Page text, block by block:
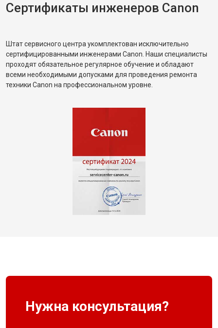
Сертификаты инженеров Canon
Штат сервисного центра укомплектован исключительно
сертифицированными инженерами Canon. Наши специалисты
проходят обязательное регулярное обучение и обладают
всеми необходимыми допусками для проведения ремонта
техники Canon на профессиональном уровне.
Нужна консультация?